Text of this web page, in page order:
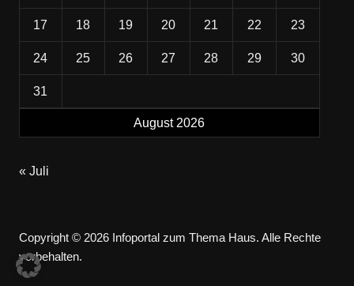
August 2026
17 18 19 20 21 22 23
24 25 26 27 28 29 30
31
« Juli
Copyright © 2026 Infoportal zum Thema Haus. Alle Rechte
vorbehalten.